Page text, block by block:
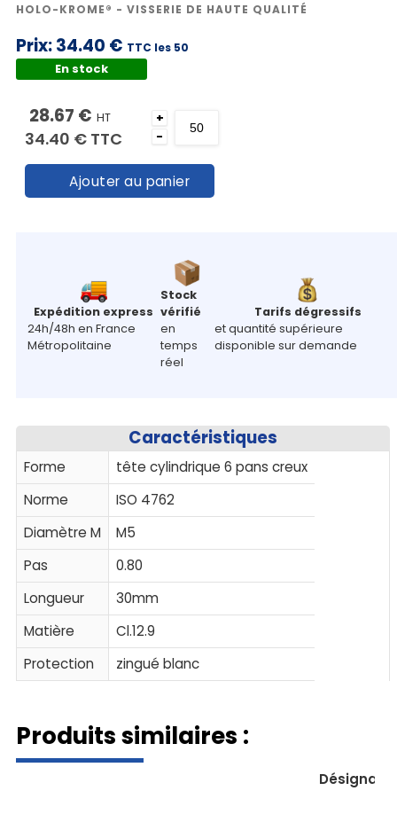
HOLO-KROME® - VISSERIE DE HAUTE QUALITÉ
Prix:34.40 € TTC les 50
En stock
28.67 € HT
34.40 € TTC
+
-
Ajouter au panier
Expédition express
24h/48h en France
Métropolitaine
Stock
vérifié
en
temps
réel
Tarifs dégressifs
et quantité supérieure
disponible sur demande
Caractéristiques
Forme
tête cylindrique 6 pans creux
Norme
ISO 4762
Diamètre M
M5
Pas
0.80
Longueur
30mm
Matière
Cl.12.9
Protection
zingué blanc
Produits similaires :